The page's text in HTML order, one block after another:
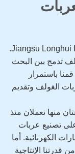
شركة Jiangsu Longhui Intelligent Technology Co., Ltd.
تدمج بين البحث
باستمرار
الغولف وتقديم
منها تعملان منذ
تصنيع عربات
الكهربائية. أما
قدرتنا الإنتاجية